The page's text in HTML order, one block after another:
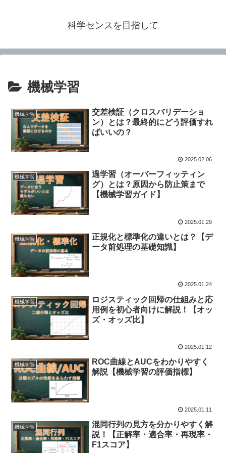
科学センスを目指して
機械学習
機械学習
交差検証（クロスバリデーショ
ン）とは？最終的にどう評価すれ
ばいいの？
2025.02.06
機械学習
過学習（オーバーフィッティン
グ）とは？原因から防止策まで
【機械学習ガイド】
2025.01.29
機械学習
正規化と標準化の違いとは？【デ
ータ前処理の基礎知識】
2025.01.24
機械学習
ロジスティック回帰の仕組みと応
用例を初心者向けに解説！【オッ
ズ・オッズ比】
2025.01.12
機械学習
ROC曲線とAUCをわかりやすく
解説【機械学習の評価指標】
2025.01.11
機械学習
混同行列の見方を分かりやすく解
説！【正解率・適合率・再現率・
F1スコア】